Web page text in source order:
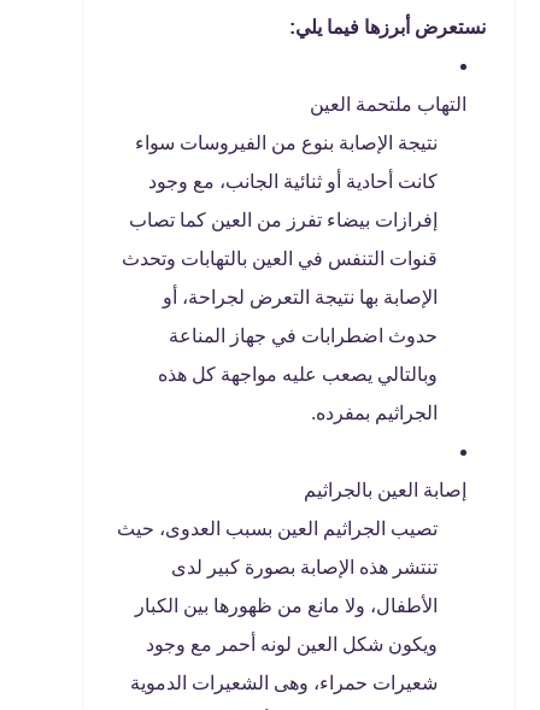
نستعرض أبرزها فيما يلي:
التهاب ملتحمة العين
نتيجة الإصابة بنوع من الفيروسات سواء
كانت أحادية أو ثنائية الجانب، مع وجود
إفرازات بيضاء تفرز من العين كما تصاب
قنوات التنفس في العين بالتهابات وتحدث
الإصابة بها نتيجة التعرض لجراحة، أو
حدوث اضطرابات في جهاز المناعة
وبالتالي يصعب عليه مواجهة كل هذه
الجراثيم بمفرده.
إصابة العين بالجراثيم
تصيب الجراثيم العين بسبب العدوى، حيث
تنتشر هذه الإصابة بصورة كبير لدى
الأطفال، ولا مانع من ظهورها بين الكبار
ويكون شكل العين لونه أحمر مع وجود
شعيرات حمراء، وهى الشعيرات الدموية